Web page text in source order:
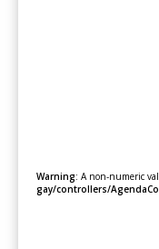
Warning: A non-numeric
gay/controllers/